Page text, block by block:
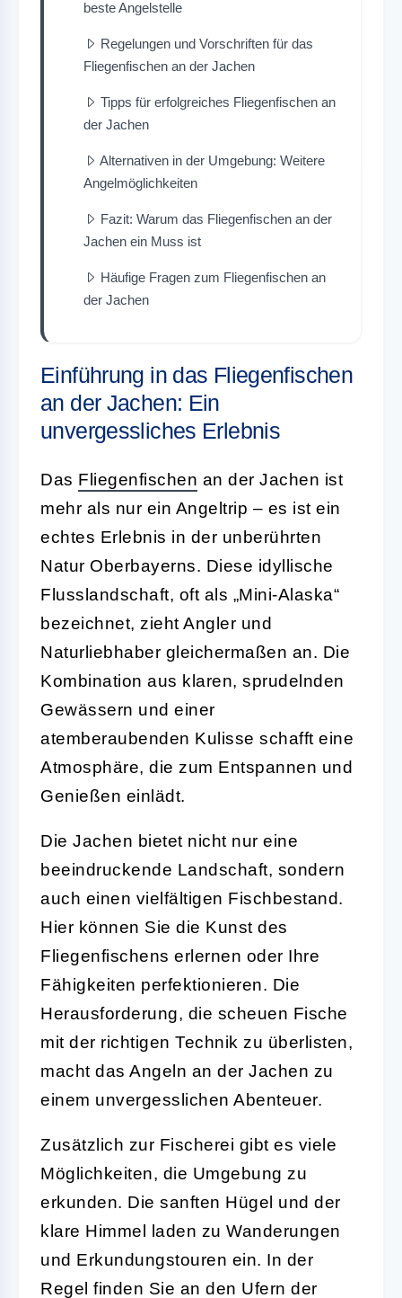
beste Angelstelle
Regelungen und Vorschriften für das
Fliegenfischen an der Jachen
Tipps für erfolgreiches Fliegenfischen an
der Jachen
Alternativen in der Umgebung: Weitere
Angelmöglichkeiten
Fazit: Warum das Fliegenfischen an der
Jachen ein Muss ist
Häufige Fragen zum Fliegenfischen an
der Jachen
Einführung in das Fliegenfischen
an der Jachen: Ein
unvergessliches Erlebnis
Das Fliegenfischen an der Jachen ist
mehr als nur ein Angeltrip – es ist ein
echtes Erlebnis in der unberührten
Natur Oberbayerns. Diese idyllische
Flusslandschaft, oft als „Mini-Alaska“
bezeichnet, zieht Angler und
Naturliebhaber gleichermaßen an. Die
Kombination aus klaren, sprudelnden
Gewässern und einer
atemberaubenden Kulisse schafft eine
Atmosphäre, die zum Entspannen und
Genießen einlädt.
Die Jachen bietet nicht nur eine
beeindruckende Landschaft, sondern
auch einen vielfältigen Fischbestand.
Hier können Sie die Kunst des
Fliegenfischens erlernen oder Ihre
Fähigkeiten perfektionieren. Die
Herausforderung, die scheuen Fische
mit der richtigen Technik zu überlisten,
macht das Angeln an der Jachen zu
einem unvergesslichen Abenteuer.
Zusätzlich zur Fischerei gibt es viele
Möglichkeiten, die Umgebung zu
erkunden. Die sanften Hügel und der
klare Himmel laden zu Wanderungen
und Erkundungstouren ein. In der
Regel finden Sie an den Ufern der